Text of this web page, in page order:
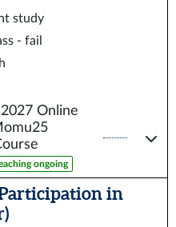
study
- fail
Online
ongoing
in